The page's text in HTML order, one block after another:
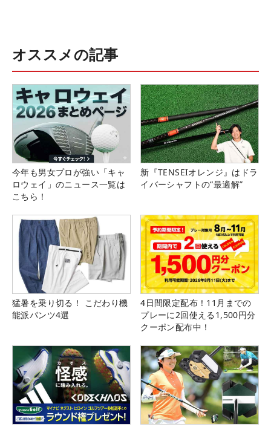
オススメの記事
今年も男女プロが強い「キャ
ロウェイ」のニュース一覧は
こちら！
新『TENSEIオレンジ』はドラ
イバーシャフトの“最適解”
猛暑を乗り切る！ こだわり機
能派パンツ4選
4日間限定配布！11月までの
プレーに2回使える1,500円分
クーポン配布中！